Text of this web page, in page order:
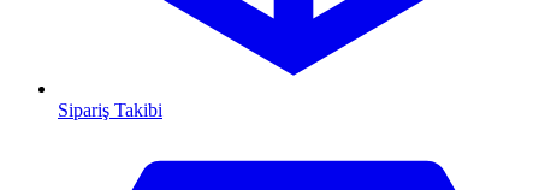
Sipariş Takibi